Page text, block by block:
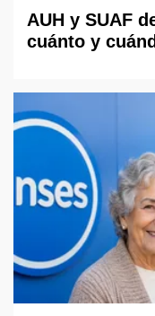
AUH y SUAF
cuánto y